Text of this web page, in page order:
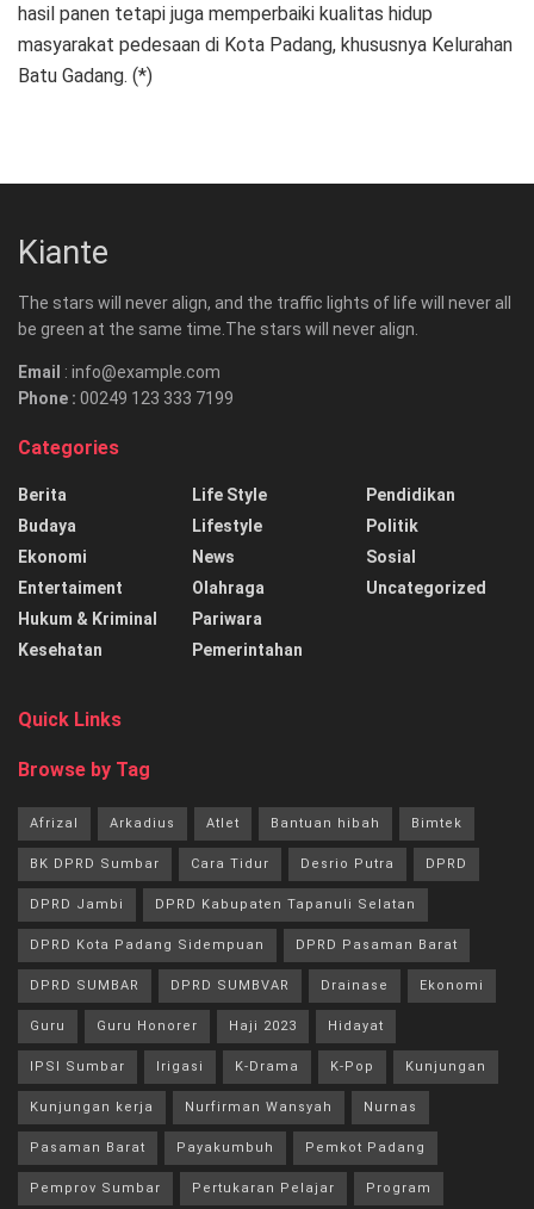
hasil panen tetapi juga memperbaiki kualitas hidup
masyarakat pedesaan di Kota Padang, khususnya Kelurahan
Batu Gadang. (*)
Kiante
The stars will never align, and the traffic lights of life will never all
be green at the same time.The stars will never align.
Email : info@example.com
Phone : 00249 123 333 7199
Categories
Berita
Budaya
Ekonomi
Entertaiment
Hukum & Kriminal
Kesehatan
Life Style
Lifestyle
News
Olahraga
Pariwara
Pemerintahan
Pendidikan
Politik
Sosial
Uncategorized
Quick Links
Browse by Tag
Afrizal Arkadius Atlet Bantuan hibah Bimtek
BK DPRD Sumbar Cara Tidur Desrio Putra DPRD
DPRD Jambi DPRD Kabupaten Tapanuli Selatan
DPRD Kota Padang Sidempuan DPRD Pasaman Barat
DPRD SUMBAR DPRD SUMBVAR Drainase Ekonomi
Guru Guru Honorer Haji 2023 Hidayat
IPSI Sumbar Irigasi K-Drama K-Pop Kunjungan
Kunjungan kerja Nurfirman Wansyah Nurnas
Pasaman Barat Payakumbuh Pemkot Padang
Pemprov Sumbar Pertukaran Pelajar Program